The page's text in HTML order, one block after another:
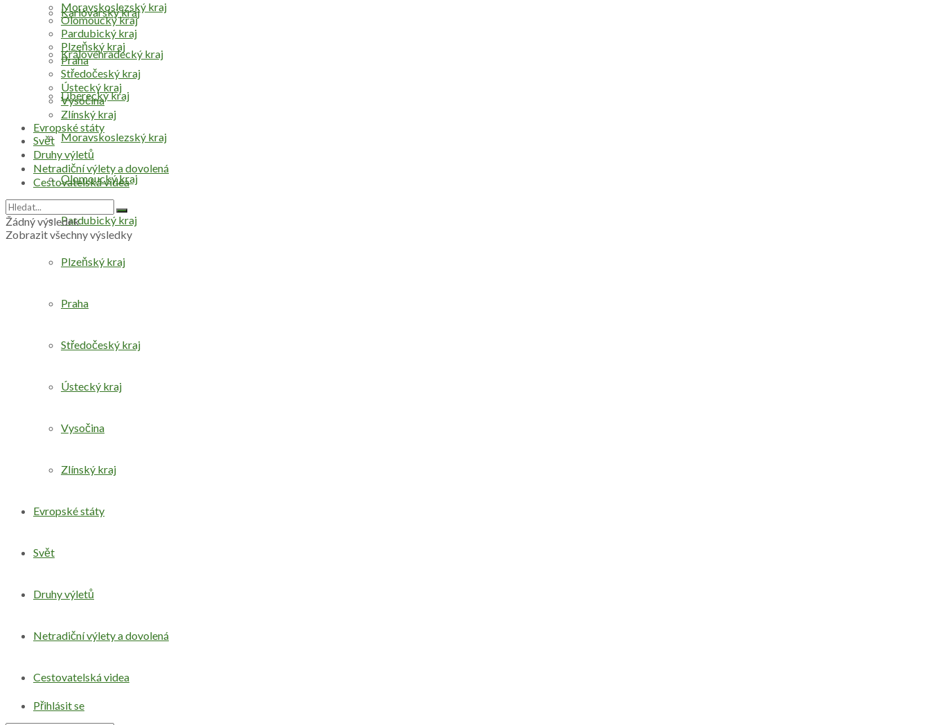
Přihlásit se
Karlovarský kraj
Královéhradecký kraj
Liberecký kraj
Moravskoslezský kraj
Olomoucký kraj
Pardubický kraj
Plzeňský kraj
Praha
Středočeský kraj
Ústecký kraj
Vysočina
Zlínský kraj
Evropské státy
Svět
Druhy výletů
Netradiční výlety a dovolená
Cestovatelská videa
Moravskoslezský kraj
Olomoucký kraj
Pardubický kraj
Plzeňský kraj
Praha
Středočeský kraj
Ústecký kraj
Vysočina
Zlínský kraj
Evropské státy
Svět
Druhy výletů
Netradiční výlety a dovolená
Cestovatelská videa
Žádný výsledek
Zobrazit všechny výsledky